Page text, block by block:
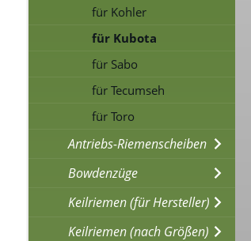
für Kohler
für Kubota
für Sabo
für Tecumseh
für Toro
Antriebs-Riemenscheiben
Bowdenzüge
Keilriemen (für Hersteller)
Keilriemen (nach Größen)